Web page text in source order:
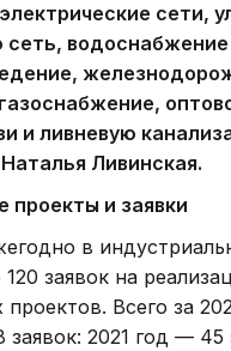
сети,
водоснабжение
и ливневую
Ливинская.
проекты и заявки
в
заявок на
Всего за
2021 год — 45